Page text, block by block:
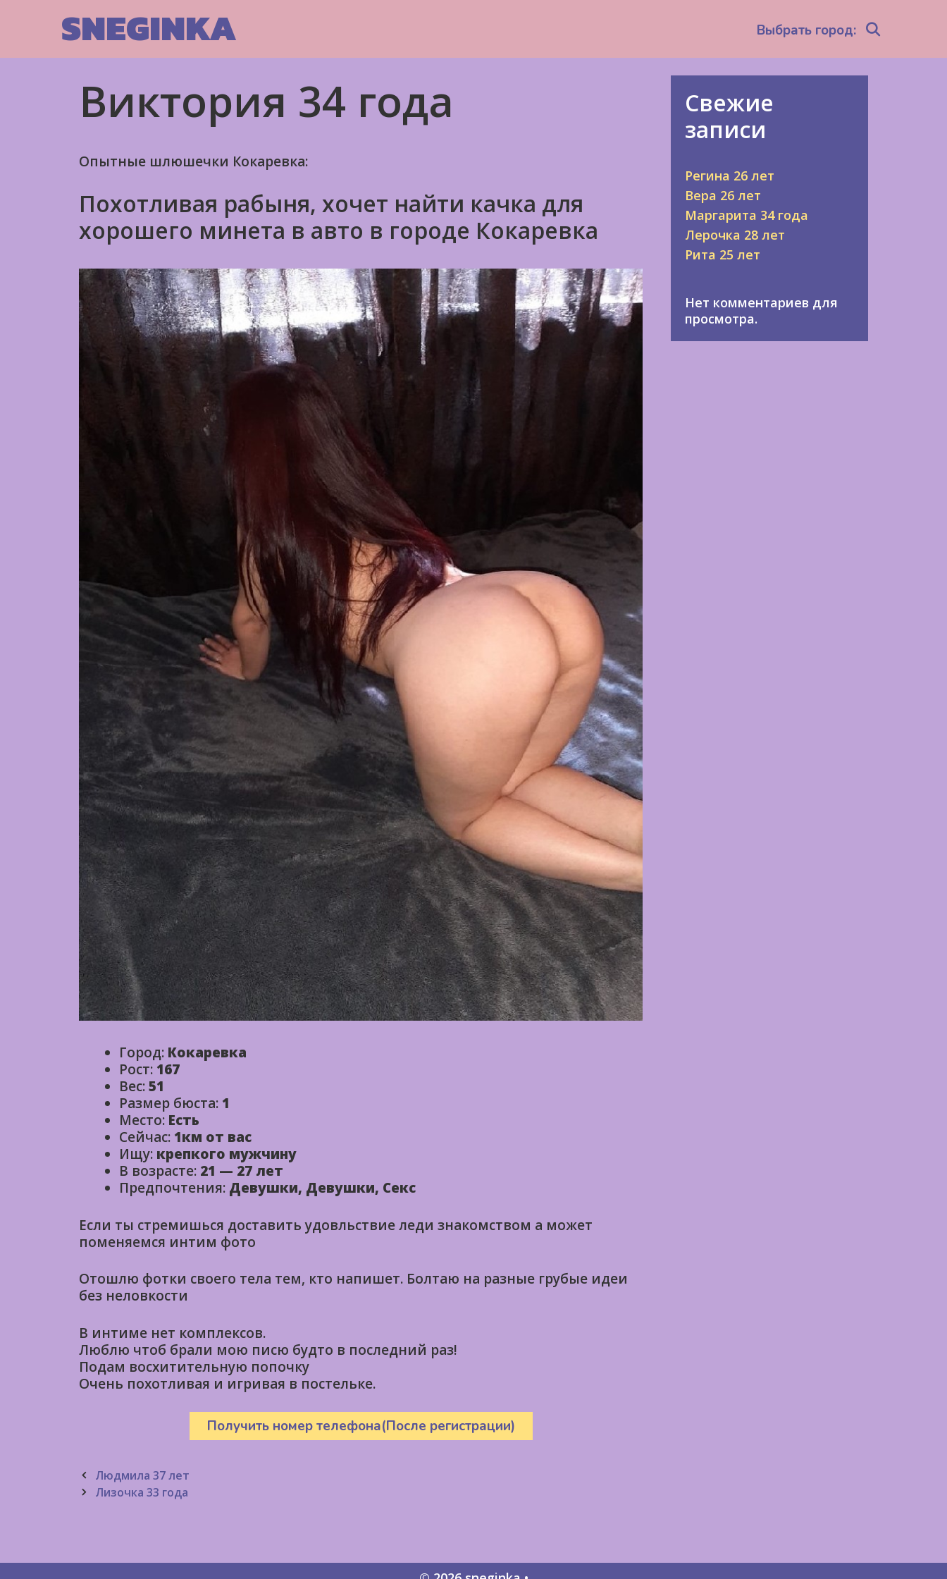
SNEGINKA Выбрать город:
Виктория 34 года
Опытные шлюшечки Кокаревка:
Похотливая рабыня, хочет найти качка для
хорошего минета в авто в городе Кокаревка
Город: Кокаревка
Рост: 167
Вес:51
Размер бюста: 1
Место: Есть
Сейчас: 1км от вас
Ищу: крепкого мужчину
В возрасте: 21 — 27 лет
Предпочтения: Девушки, Девушки, Секс
Если ты стремишься доставить удовльствие леди знакомством а может
поменяемся интим фото
Отошлю фотки своего тела тем, кто напишет. Болтаю на разные грубые идеи
без неловкости
В интиме нет комплексов.
Люблю чтоб брали мою писю будто в последний раз!
Подам восхитительную попочку
Очень похотливая и игривая в постельке.
Получить номер телефона(После регистрации)
Post
navigation
Людмила 37 лет
Лизочка 33 года
Свежие
записи
Регина 26 лет
Вера 26 лет
Маргарита 34 года
Лерочка 28 лет
Рита 25 лет
Нет комментариев для
просмотра.